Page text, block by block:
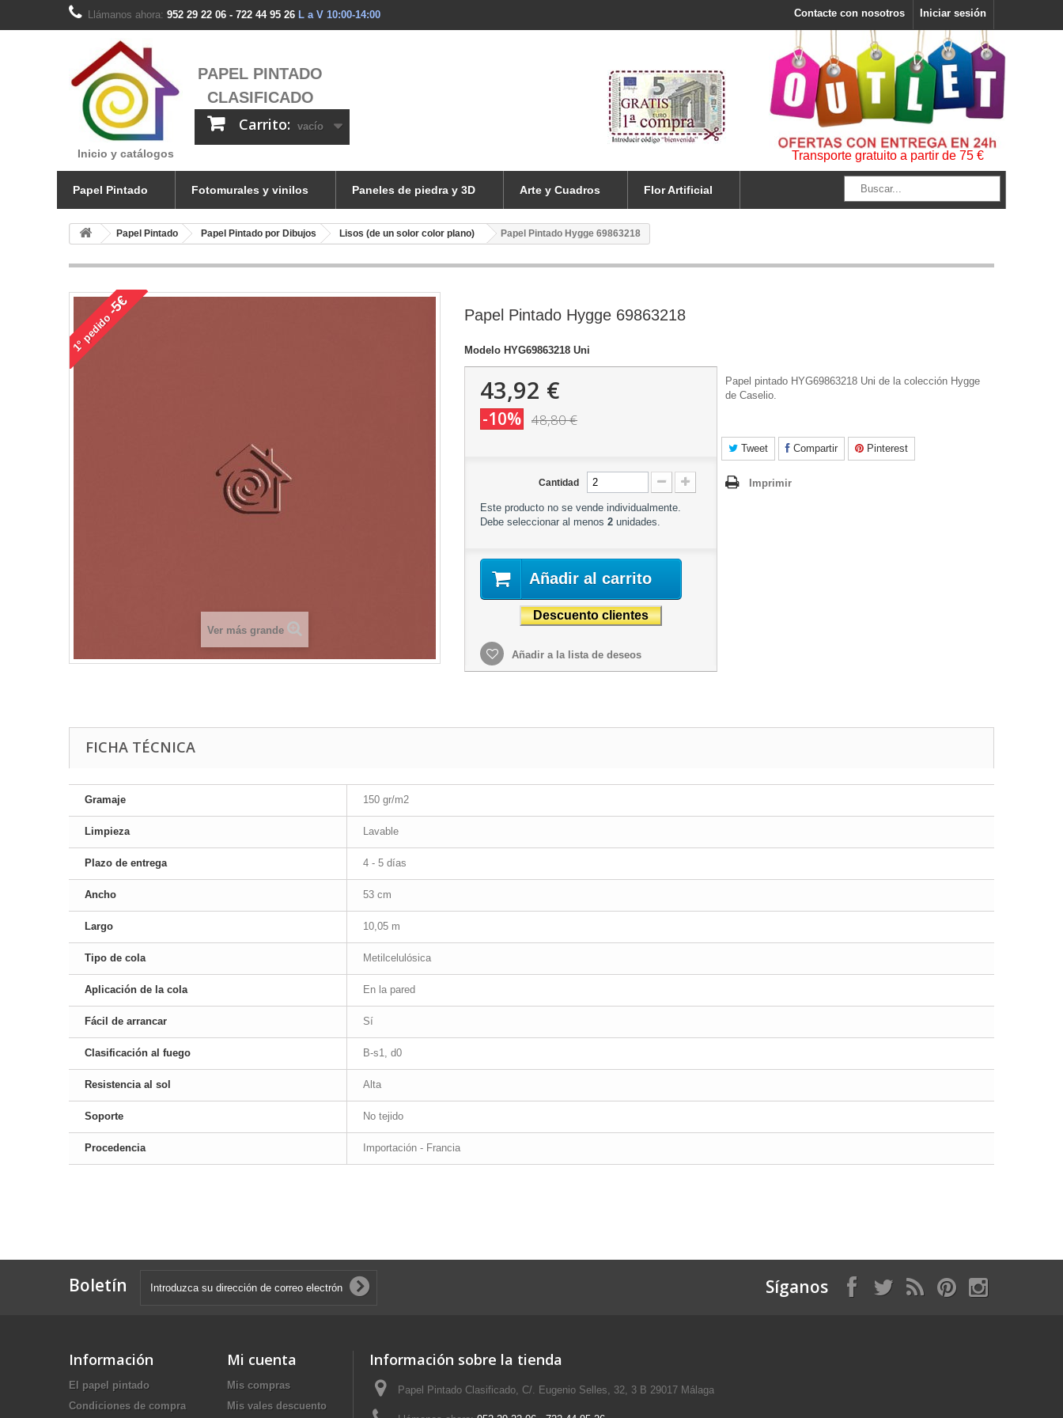
Iniciar sesión
Contacte con nosotros
Llámanos ahora: 952 29 22 06 - 722 44 95 26 L a V 10:00-14:00
Inicio y catálogos
PAPEL PINTADO
CLASIFICADO
Transporte gratuito a partir de 75 €
Carrito: vacío
Papel Pintado Fotomurales y vinilos Paneles de piedra y 3D Arte y Cuadros Flor Artificial
Papel Pintado Papel Pintado por Dibujos Lisos (de un solor color plano) Papel Pintado Hygge 69863218
1°
pedido
-5€
Ver más grande
Papel Pintado Hygge 69863218
Modelo HYG69863218 Uni
43,92 €
-10% 48,80 €
Cantidad
Este producto no se vende individualmente.
Debe seleccionar al menos 2 unidades.
Añadir al carrito
Añadir a la lista de deseos
Papel pintado HYG69863218 Uni de la colección Hygge
de Caselio.
Tweet Compartir Pinterest
Imprimir
FICHA TÉCNICA
Gramaje 150 gr/m2
Limpieza Lavable
Plazo de entrega 4 - 5 días
Ancho 53 cm
Largo 10,05 m
Tipo de cola Metilcelulósica
Aplicación de la cola En la pared
Fácil de arrancar Sí
Clasificación al fuego B-s1, d0
Resistencia al sol Alta
Soporte No tejido
Procedencia Importación - Francia
Boletín Síganos
Información
El papel pintado
Condiciones de compra
Mi cuenta
Mis compras
Mis vales descuento
Información sobre la tienda
Papel Pintado Clasificado, C/. Eugenio Selles, 32, 3 B 29017 Málaga